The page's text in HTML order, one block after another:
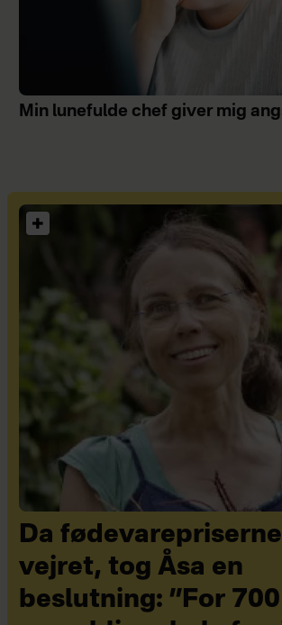
Min lunefulde chef giver mig
Da
vejret, tog Åsa en
beslutning: ”For